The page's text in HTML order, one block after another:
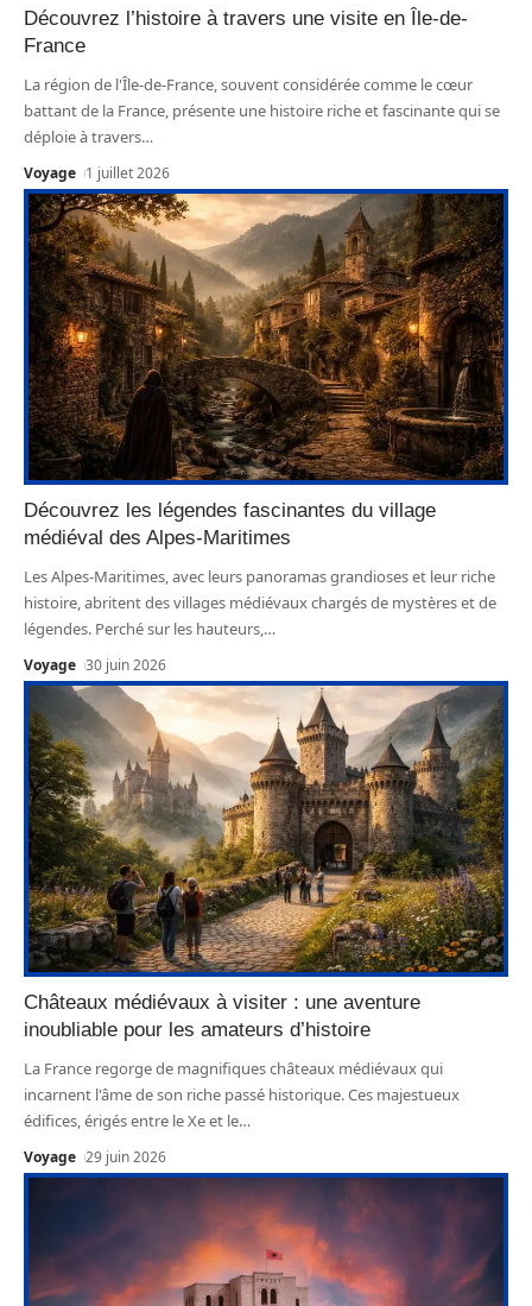
Découvrez l’histoire à travers une visite en Île-de-
France
La région de l'Île-de-France, souvent considérée comme le cœur
battant de la France, présente une histoire riche et fascinante qui se
déploie à travers…
Voyage 1 juillet 2026
Découvrez les légendes fascinantes du village
médiéval des Alpes-Maritimes
Les Alpes-Maritimes, avec leurs panoramas grandioses et leur riche
histoire, abritent des villages médiévaux chargés de mystères et de
légendes. Perché sur les hauteurs,…
Voyage 30 juin 2026
Châteaux médiévaux à visiter : une aventure
inoubliable pour les amateurs d’histoire
La France regorge de magnifiques châteaux médiévaux qui
incarnent l'âme de son riche passé historique. Ces majestueux
édifices, érigés entre le Xe et le…
Voyage 29 juin 2026